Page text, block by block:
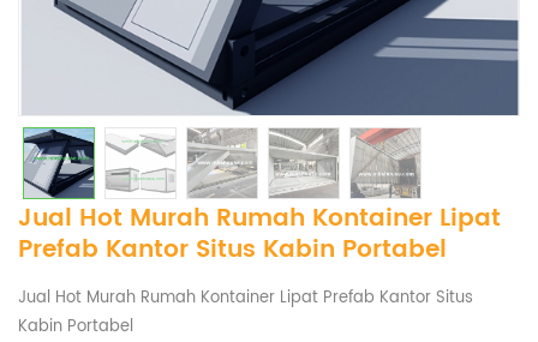
Jual Hot Murah Rumah Kontainer Lipat
Prefab Kantor Situs Kabin Portabel
Jual Hot Murah Rumah Kontainer Lipat Prefab Kantor Situs
Kabin Portabel